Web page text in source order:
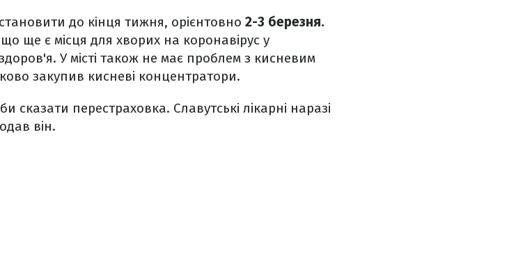
до кінця тижня, орієнтовно 2-3 березня.
ще є місця для хворих на коронавірус у
У місті також не має проблем з кисневим
закупив кисневі концентратори.
сказати перестраховка. Славутські лікарні наразі
він.